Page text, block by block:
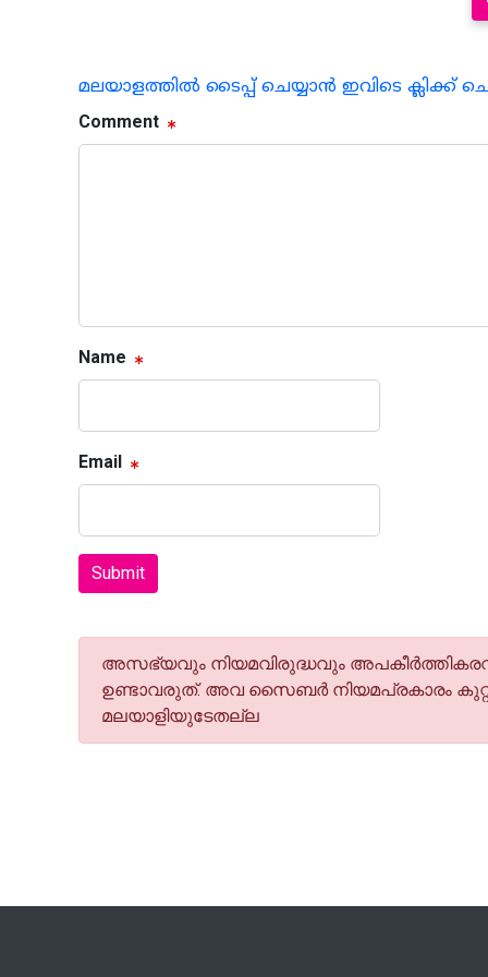
മലയാളത്തില്‍ ടൈപ്പ് ചെയ്യാന്‍ ഇവിടെ ക്ലിക്ക്
Comment
Name
Email
Submit
അസഭ്യവും നിയമവിരുദ്ധവും
ഉണ്ടാവരുത്. അവ സൈബര്‍ നിയമപ്രകാരം
മലയാളിയുടേതല്ല